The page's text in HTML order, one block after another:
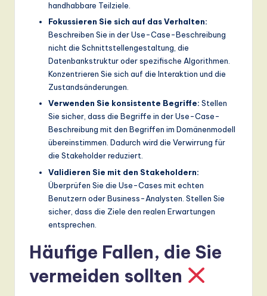
handhabbare Teilziele.
Fokussieren Sie sich auf das Verhalten:
Beschreiben Sie in der Use-Case-Beschreibung
nicht die Schnittstellengestaltung, die
Datenbankstruktur oder spezifische Algorithmen.
Konzentrieren Sie sich auf die Interaktion und die
Zustandsänderungen.
Verwenden Sie konsistente Begriffe: Stellen
Sie sicher, dass die Begriffe in der Use-Case-
Beschreibung mit den Begriffen im Domänenmodell
übereinstimmen. Dadurch wird die Verwirrung für
die Stakeholder reduziert.
Validieren Sie mit den Stakeholdern:
Überprüfen Sie die Use-Cases mit echten
Benutzern oder Business-Analysten. Stellen Sie
sicher, dass die Ziele den realen Erwartungen
entsprechen.
Häufige Fallen, die Sie
vermeiden sollten